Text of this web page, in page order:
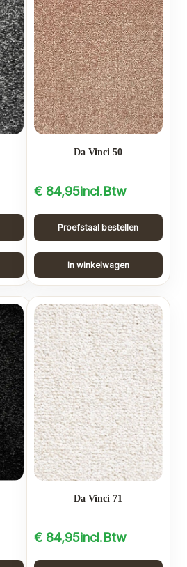
Da Vinci 50
€84,95incl.Btw
Proefstaal bestellen
In winkelwagen
Da Vinci 71
€84,95incl.Btw